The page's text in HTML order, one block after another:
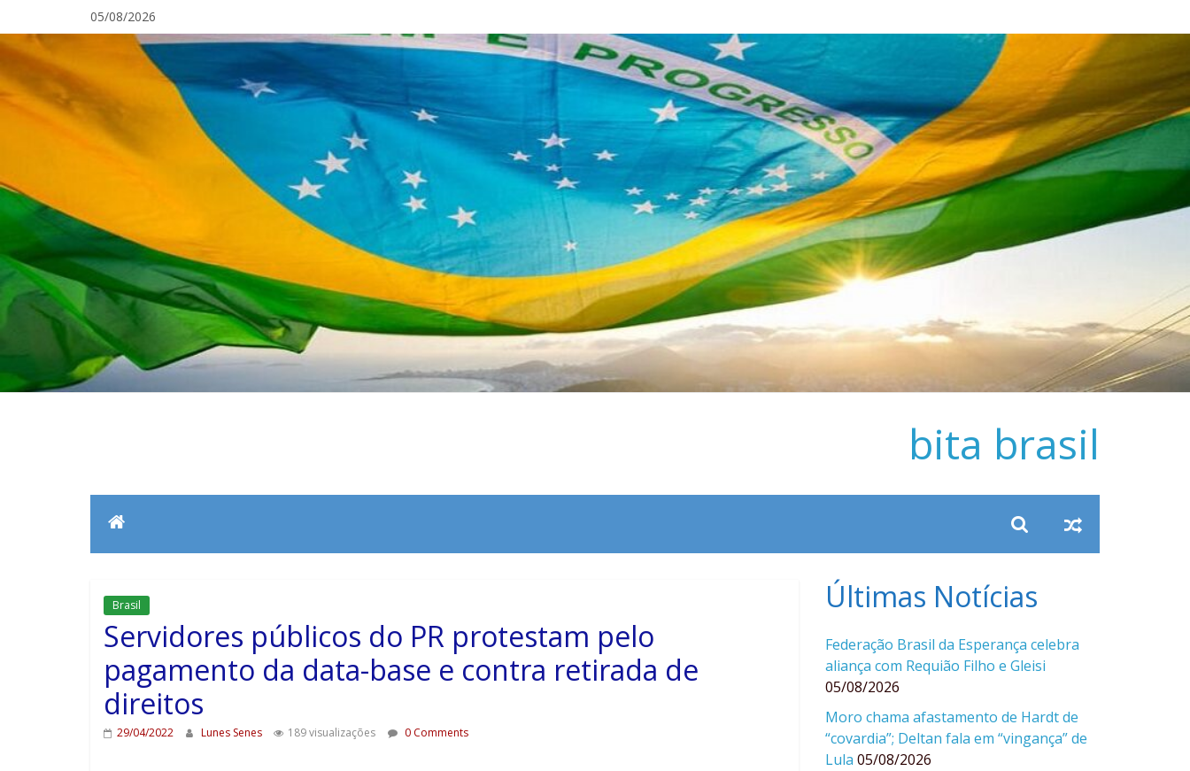
para
conteúdo
05/08/2026
bita brasil
Brasil
Servidores públicos do PR protestam pelo
pagamento da data-base e contra retirada de
direitos
29/04/2022 Lunes Senes 189 visualizações 0 Comments
Últimas Notícias
Federação Brasil da Esperança celebra
aliança com Requião Filho e Gleisi
05/08/2026
Moro chama afastamento de Hardt de
“covardia”; Deltan fala em “vingança” de
Lula 05/08/2026